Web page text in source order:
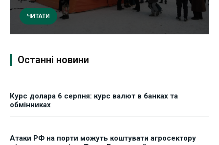
ЧИТАТИ
Останні новини
Курс долара 6 серпня: курс валют в банках та
обмінниках
Атаки РФ на порти можуть коштувати агросектору